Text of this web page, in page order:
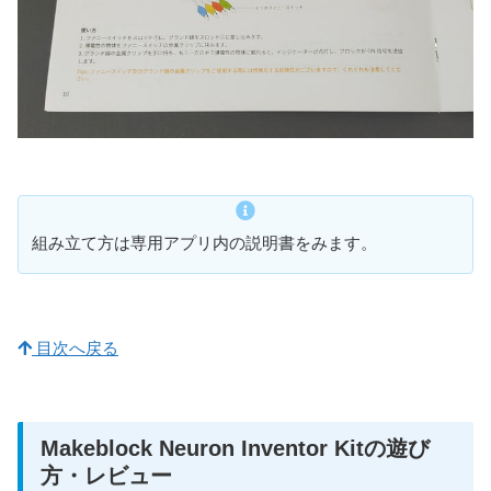
組み立て方は専用アプリ内の説明書をみます。
目次へ戻る
Makeblock Neuron Inventor Kitの遊び
方・レビュー